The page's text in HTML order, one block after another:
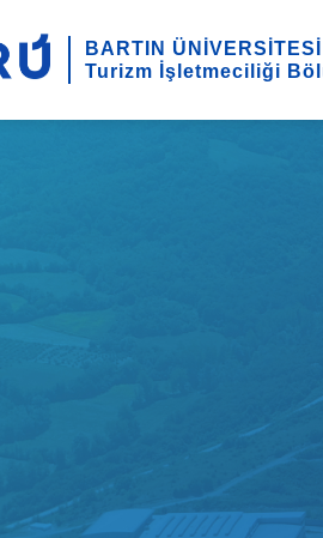
BARTIN ÜNİVERSİTESİ
Turizm İşletmeciliği